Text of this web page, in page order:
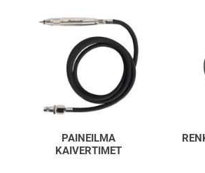
PAINEILMA
KAIVERTIMET